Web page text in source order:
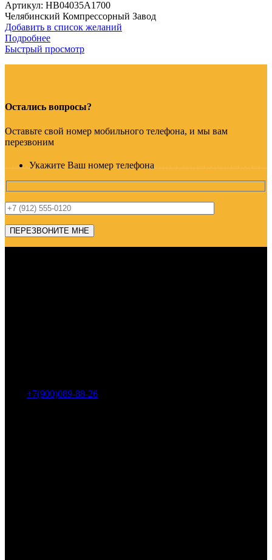
Артикул: HB04035A1700
Челябинский Компрессорный Завод
Добавить в список желаний
Подробнее
Быстрый просмотр
Остались вопросы?
Оставьте свой номер мобильного телефона, и мы вам
перезвоним
Укажите Ваш номер телефона
+7(900)089-88-26